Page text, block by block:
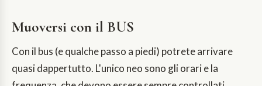
Muoversi con il BUS
Con il bus (e qualche passo a piedi) potrete arrivare
quasi dappertutto. L'unico neo sono gli orari e la